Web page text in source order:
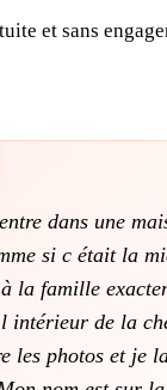
et sans
dans une
si c était la
la famille
intérieur de la
les photos et je